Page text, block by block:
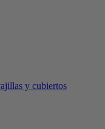
y cubiertos